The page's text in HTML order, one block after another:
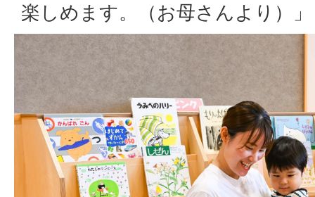
楽しめます。（お母さんより）」